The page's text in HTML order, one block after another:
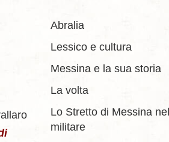
Abralia
Lessico e cultura
Messina e la sua storia
La volta
Lo Stretto di Messina
militare